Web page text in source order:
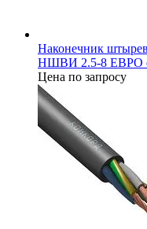
Наконечник
НШВИ 2.5-8 ЕВРО
Цена по запросу